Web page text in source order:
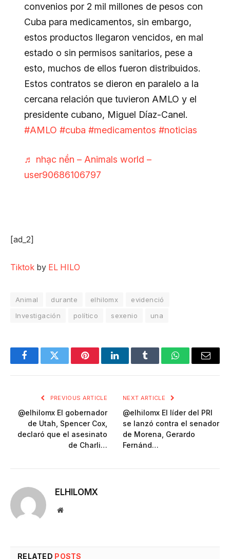
convenios por 2 mil millones de pesos con
Cuba para medicamentos, sin embargo,
estos productos llegaron vencidos, en mal
estado o sin permisos sanitarios, pese a
esto, muchos de ellos fueron distribuidos.
Estos contratos se dieron en paralelo a la
cercana relación que tuvieron AMLO y el
presidente cubano, Miguel Díaz-Canel.
#AMLO #cuba #medicamentos #noticias
♬ nhạc nền – Animals world –
user90686106797
[ad_2]
Tiktok by EL HILO
Animal durante elhilomx
evidenció
Investigación
político sexenio una
FacebookTwitter PinterestLinkedInTumblr WhatsAppEmail
PREVIOUS ARTICLE
@elhilomx El gobernador
de Utah, Spencer Cox,
declaró que el asesinato
de Charli…
NEXT ARTICLE
@elhilomx El líder del PRI
se lanzó contra el senador
de Morena, Gerardo
Fernánd…
ELHILOMX
Website
RELATED POSTS